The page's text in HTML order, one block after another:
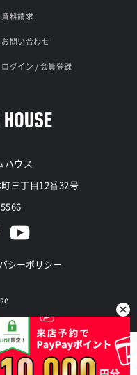
資料請求
お問い合わせ
ログイン / 会員登録
ハウス
三丁目12番32号
シーポリシー